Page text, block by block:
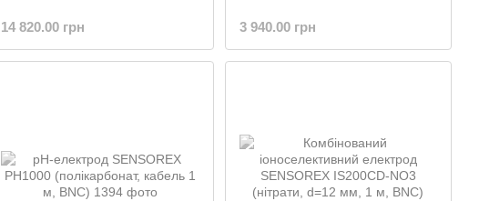
14 820.00 грн 3 940.00 грн